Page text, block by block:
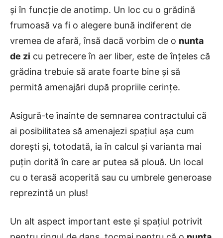
și în funcție de anotimp. Un loc cu o grădină
frumoasă va fi o alegere bună indiferent de
vremea de afară, însă dacă vorbim de o nunta
de zi cu petrecere în aer liber, este de înțeles că
grădina trebuie să arate foarte bine și să
permită amenajări după propriile cerințe.
Asigură-te înainte de semnarea contractului că
ai posibilitatea să amenajezi spațiul așa cum
dorești și, totodată, ia în calcul și varianta mai
puțin dorită în care ar putea să plouă. Un local
cu o terasă acoperită sau cu umbrele generoase
reprezintă un plus!
Un alt aspect important este și spațiul potrivit